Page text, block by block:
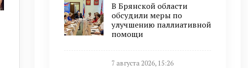
В Брянской области
обсудили меры по
улучшению паллиативной
помощи
7 августа 2026, 15:26